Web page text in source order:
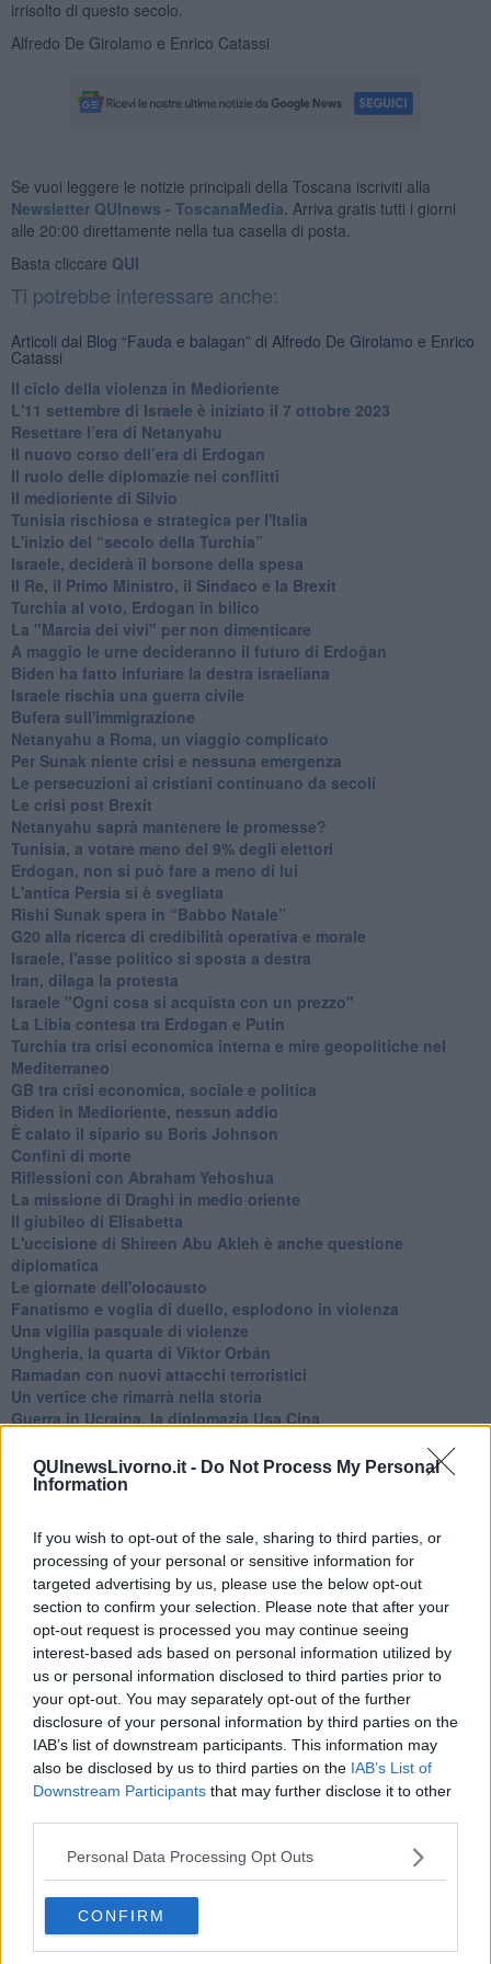
QUInewsLivorno.it - Do Not Process My Personal
Information
If you wish to opt-out of the sale, sharing to third parties, or
processing of your personal or sensitive information for
targeted advertising by us, please use the below opt-out
section to confirm your selection. Please note that after your
opt-out request is processed you may continue seeing
interest-based ads based on personal information utilized by
us or personal information disclosed to third parties prior to
your opt-out. You may separately opt-out of the further
disclosure of your personal information by third parties on the
IAB’s list of downstream participants. This information may
also be disclosed by us to third parties on the IAB’s List of
Downstream Participants that may further disclose it to other
Personal Data Processing Opt Outs
CONFIRM
irrisolto di questo secolo.
Alfredo De Girolamo e Enrico Catassi
Se vuoi leggere le notizie principali della Toscana iscriviti alla
Newsletter QUInews - ToscanaMedia. Arriva gratis tutti i giorni
alle 20:00 direttamente nella tua casella di posta.
Basta cliccare QUI
Ti potrebbe interessare anche:
Articoli dal Blog “Fauda e balagan” di Alfredo De Girolamo e Enrico
Catassi
Il ciclo della violenza in Medioriente
L'11 settembre di Israele è iniziato il 7 ottobre 2023
Resettare l’era di Netanyahu
​Il nuovo corso dell’era di Erdogan
Il ruolo delle diplomazie nei conflitti
Il medioriente di Silvio
Tunisia rischiosa e strategica per l'Italia
L'inizio del “secolo della Turchia”
Israele, deciderà il borsone della spesa
Il Re, il Primo Ministro, il Sindaco e la Brexit
Turchia al voto, Erdogan in bilico
La "Marcia dei vivi" per non dimenticare
A maggio le urne decideranno il futuro di Erdoğan
Biden ha fatto infuriare la destra israeliana
Israele rischia una guerra civile
Bufera sull'immigrazione
Netanyahu a Roma, un viaggio complicato
Per Sunak niente crisi e nessuna emergenza
Le persecuzioni ai cristiani continuano da secoli
Le crisi post Brexit
Netanyahu saprà mantenere le promesse?
Tunisia, a votare meno del 9% degli elettori
Erdogan, non si può fare a meno di lui
L'antica Persia si è svegliata
Rishi Sunak spera in “Babbo Natale”
G20 alla ricerca di credibilità operativa e morale
Israele, l'asse politico si sposta a destra
Iran, dilaga la protesta
Israele "Ogni cosa si acquista con un prezzo"
La Libia contesa tra Erdogan e Putin
Turchia tra crisi economica interna e mire geopolitiche nel
Mediterraneo
GB tra crisi economica, sociale e politica
Biden in Medioriente, nessun addio
È calato il sipario su Boris Johnson
Confini di morte
Riflessioni con Abraham Yehoshua
La missione di Draghi in medio oriente
Il giubileo di Elisabetta
L'uccisione di Shireen Abu Akleh è anche questione
diplomatica
Le giornate dell'olocausto
Fanatismo e voglia di duello, esplodono in violenza
Una vigilia pasquale di violenze
Ungheria, la quarta di Viktor Orbán
Ramadan con nuovi attacchi terroristici
Un vertice che rimarrà nella storia
Guerra in Ucraina, la diplomazia Usa Cina
La guerra in Ucraina vista dal Medio Oriente
​Il caos libico è un pozzo senza fine
Crisi Corona, crisi Johnson, problemi post Brexit
Capitol Hill un anno dopo
Desmond Tutu "la voce dei senza voce"
Natale da incubo per Boris Johnson
La questione Ucraina
Cipro, un ponte dove si mischiano le culture
Una vigilia di Natale per un nuovo Rais
La questione israelo-palestinese ignorata dal G20
Erdogan continua a sfidare l'Occidente
Libano, collasso economico e guerra civile
Johnson, da Trump a Biden alla Brexit
L'AUKUS e il Quad
Biden, primo presidente USA non in guerra
Il ritorno dei talebani
​La lenta agonia del Libano
Sudafrica, è allarme alimentare
Usa di nuovo al centro della geopolitica internazionale